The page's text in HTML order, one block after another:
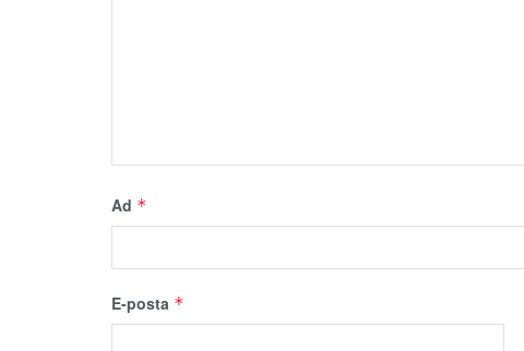
Ad *
E-posta *